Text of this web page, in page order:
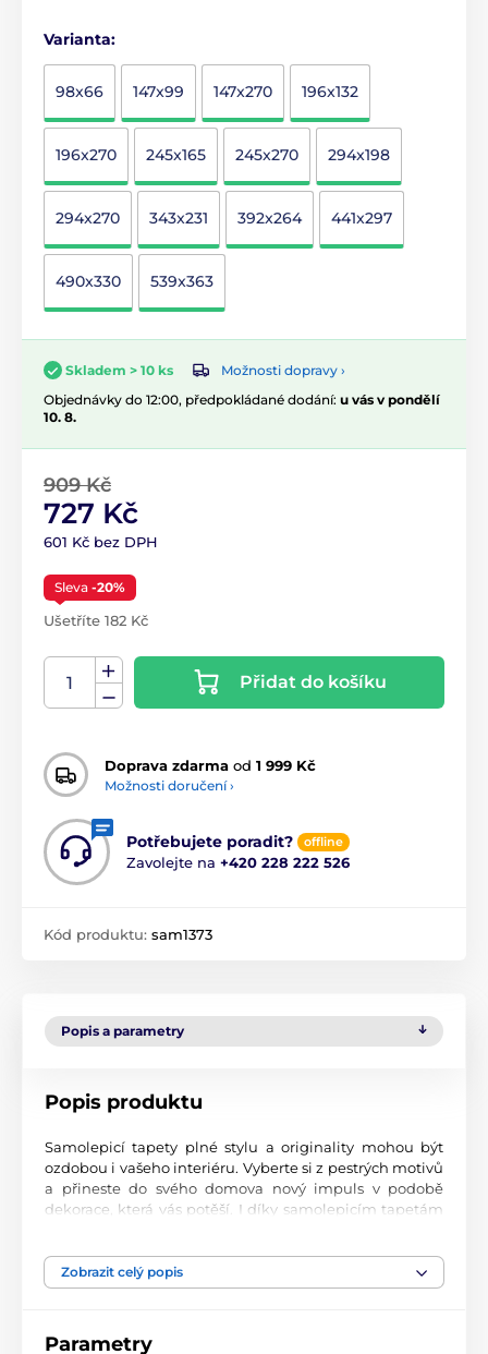
Varianta:
98x66 147x99 147x270 196x132
196x270 245x165 245x270 294x198
294x270 343x231 392x264 441x297
490x330 539x363
Skladem > 10 ks
Možnosti dopravy ›
Objednávky do 12:00, předpokládané dodání: u vás v pondělí
10. 8.
909 Kč
727 Kč
601 Kč bez DPH
Sleva -20%
Ušetříte 182 Kč
Přidat do košíku
Doprava zdarma od 1 999 Kč
Možnosti doručení ›
Potřebujete poradit? offline
Zavolejte na +420 228 222 526
Kód produktu: sam1373
Popis a parametry
Popis produktu
Samolepicí tapety plné stylu a originality mohou být
ozdobou i vašeho interiéru. Vyberte si z pestrých motivů
a přineste do svého domova nový impuls v podobě
dekorace, která vás potěší. I díky samolepicím tapetám
Perfektní tiskové zpracování
materiál s jemným povrchem a matným vzhledem. Tisk
Zobrazit celý popis
Parametry